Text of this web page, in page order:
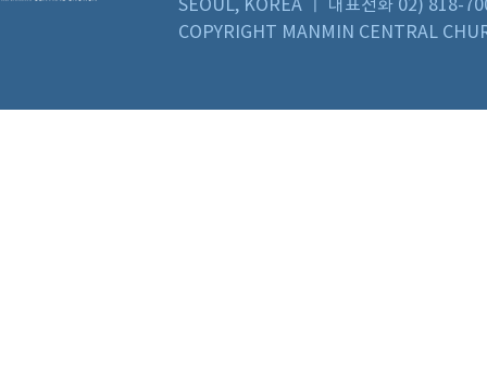
SEOUL, KOREA ㅣ 대표전화 02) 818-
COPYRIGHT MANMIN CENTRAL